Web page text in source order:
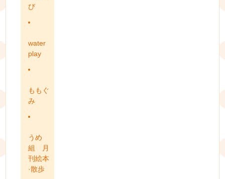
び
water
play
ももぐ
み
うめ
組 月
刊絵本
·散歩